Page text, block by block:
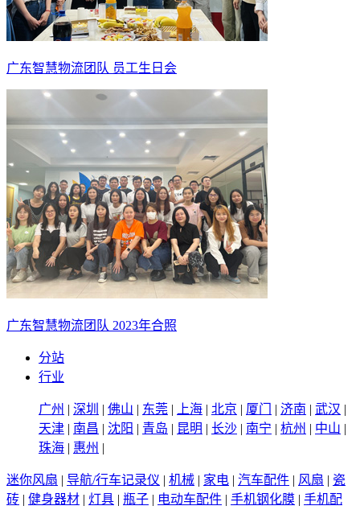
广东智慧物流团队 员工生日会
广东智慧物流团队 2023年合照
分站
行业
广州 | 深圳 | 佛山 | 东莞 | 上海 | 北京 | 厦门 | 济南 | 武汉 |
天津 | 南昌 | 沈阳 | 青岛 | 昆明 | 长沙 | 南宁 | 杭州 | 中山 |
珠海 | 惠州 |
迷你风扇 | 导航/行车记录仪 | 机械 | 家电 | 汽车配件 | 风扇 | 瓷
砖 | 健身器材 | 灯具 | 瓶子 | 电动车配件 | 手机钢化膜 | 手机配